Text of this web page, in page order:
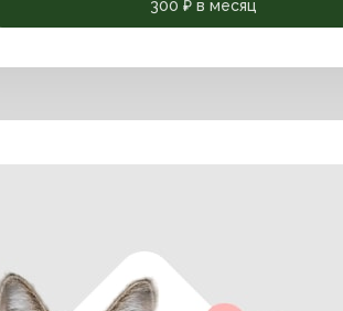
300 ₽ в месяц